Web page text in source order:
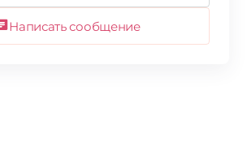
Написать сообщение